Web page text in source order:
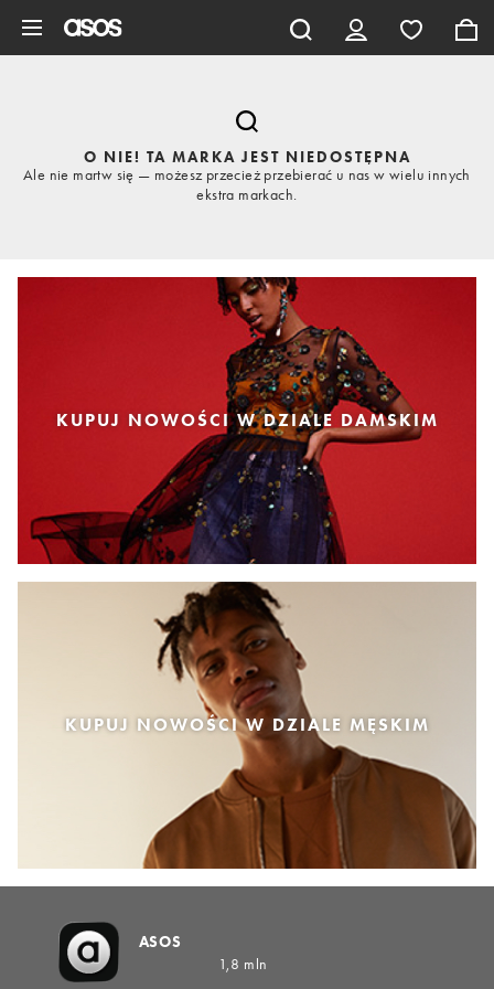
O NIE! TA MARKA JEST NIEDOSTĘPNA
Ale nie martw się — możesz przecież przebierać u nas w wielu innych
ekstra markach.
KUPUJ NOWOŚCI W DZIALE DAMSKIM
KUPUJ NOWOŚCI W DZIALE MĘSKIM
ASOS
1,8 mln